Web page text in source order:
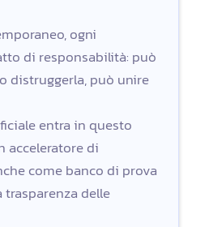
ogni
di responsabilità: può
distruggerla, può unire
entra in questo
acceleratore di
come banco di prova
trasparenza delle